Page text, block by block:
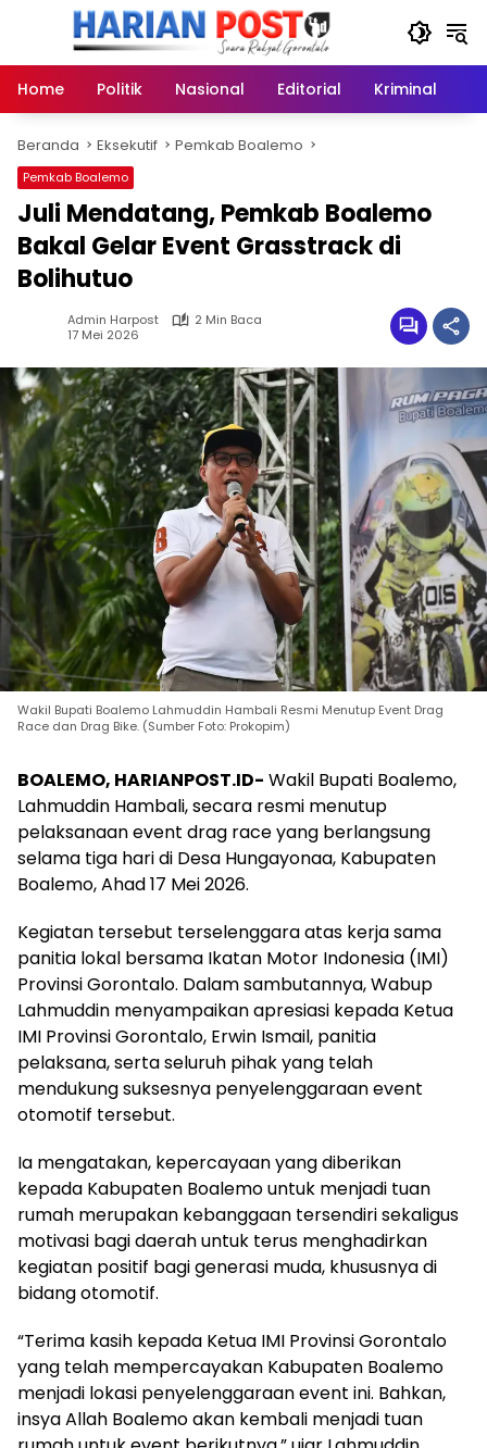
Home
Politik Nasional Editorial Kriminal
Beranda Eksekutif Pemkab Boalemo
Pemkab Boalemo
Juli Mendatang, Pemkab Boalemo
Bakal Gelar Event Grasstrack di
Bolihutuo
Admin Harpost
2 Min Baca
17 Mei 2026
Wakil Bupati Boalemo Lahmuddin Hambali Resmi Menutup Event Drag
Race dan Drag Bike. (Sumber Foto: Prokopim)
BOALEMO, HARIANPOST.ID- Wakil Bupati Boalemo,
Lahmuddin Hambali, secara resmi menutup
pelaksanaan event drag race yang berlangsung
selama tiga hari di Desa Hungayonaa, Kabupaten
Boalemo, Ahad 17 Mei 2026.
Kegiatan tersebut terselenggara atas kerja sama
panitia lokal bersama Ikatan Motor Indonesia (IMI)
Provinsi Gorontalo. Dalam sambutannya, Wabup
Lahmuddin menyampaikan apresiasi kepada Ketua
IMI Provinsi Gorontalo, Erwin Ismail, panitia
pelaksana, serta seluruh pihak yang telah
mendukung suksesnya penyelenggaraan event
otomotif tersebut.
Ia mengatakan, kepercayaan yang diberikan
kepada Kabupaten Boalemo untuk menjadi tuan
rumah merupakan kebanggaan tersendiri sekaligus
motivasi bagi daerah untuk terus menghadirkan
kegiatan positif bagi generasi muda, khususnya di
bidang otomotif.
“Terima kasih kepada Ketua IMI Provinsi Gorontalo
yang telah mempercayakan Kabupaten Boalemo
menjadi lokasi penyelenggaraan event ini. Bahkan,
insya Allah Boalemo akan kembali menjadi tuan